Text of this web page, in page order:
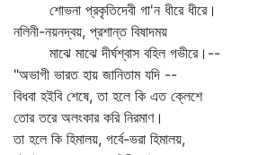
শোভনা প্রকৃতিদেবী গা'ন ধীরে ধীরে।
নলিনী-নয়নদ্বয়, প্রশান্ত বিষাদময়
মাঝে মাঝে দীর্ঘশ্বাস বহিল গভীরে।--
"অভাগী ভারত হায় জানিতাম যদি --
বিধবা হইবি শেষে, তা হলে কি এত ক্লেশে
তোর তরে অলংকার করি নিরমাণ।
তা হলে কি হিমালয়, গর্বে-ভরা হিমালয়,